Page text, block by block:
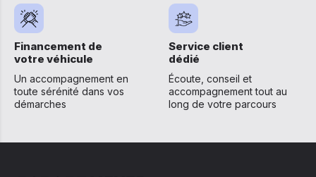
Financement de
votre véhicule
Un accompagnement en
toute sérénité dans vos
démarches
Service client
dédié
Écoute, conseil et
accompagnement tout au
long de votre parcours